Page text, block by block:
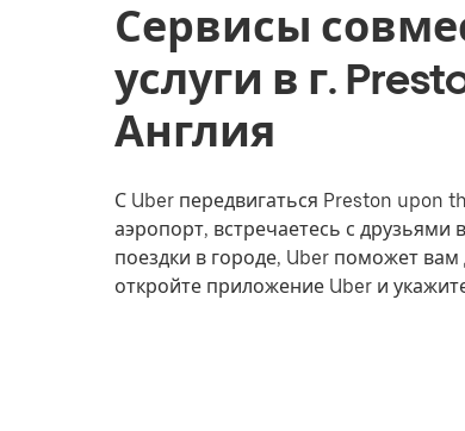
Сервисы
услуги в г.
Англия
С Uber передвигаться Preston upon
аэропорт, встречаетесь с
поездки в городе, Uber поможет
откройте приложение Uber и